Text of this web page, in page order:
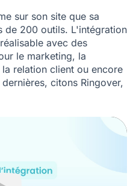
sur son site que sa
de 200 outils. L'intégration
avec des
le marketing, la
relation client ou encore
citons Ringover,